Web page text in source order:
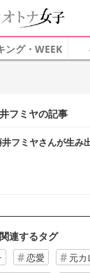
ング・WEEK
フミヤの記事
井フミヤさんが生
関連するタグ
恋愛
元カ